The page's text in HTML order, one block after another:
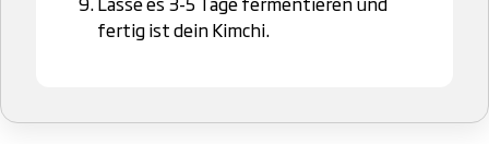
fertig ist dein Kimchi.